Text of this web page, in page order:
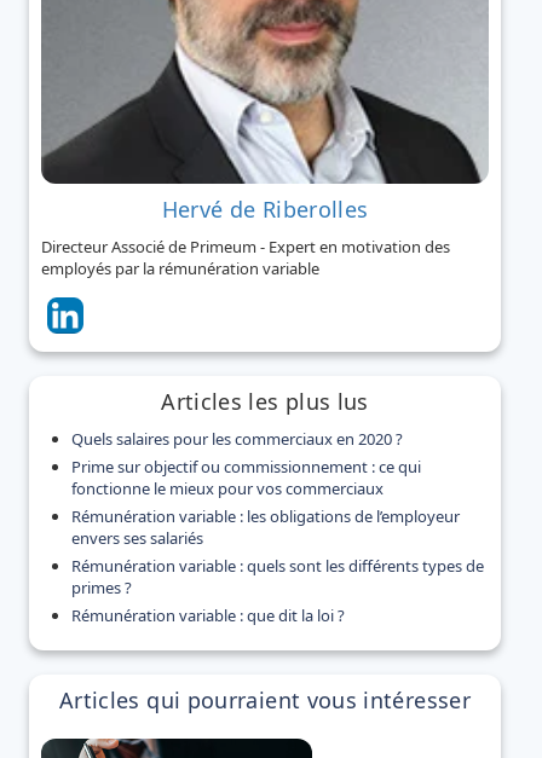
Hervé de Riberolles
Directeur Associé de Primeum - Expert en motivation des
employés par la rémunération variable
Articles les plus lus
Quels salaires pour les commerciaux en 2020 ?
Prime sur objectif ou commissionnement : ce qui
fonctionne le mieux pour vos commerciaux
Rémunération variable : les obligations de l’employeur
envers ses salariés
Rémunération variable : quels sont les différents types de
primes ?
Rémunération variable : que dit la loi ?
Articles qui pourraient vous intéresser